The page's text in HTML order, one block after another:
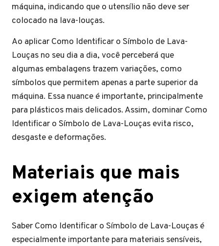
máquina, indicando que o utensílio não deve ser
colocado na lava-louças.
Ao aplicar Como Identificar o Símbolo de Lava-
Louças no seu dia a dia, você perceberá que
algumas embalagens trazem variações, como
símbolos que permitem apenas a parte superior da
máquina. Essa nuance é importante, principalmente
para plásticos mais delicados. Assim, dominar Como
Identificar o Símbolo de Lava-Louças evita risco,
desgaste e deformações.
Materiais que mais
exigem atenção
Saber Como Identificar o Símbolo de Lava-Louças é
especialmente importante para materiais sensíveis,